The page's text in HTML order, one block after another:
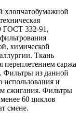
хлопчатобумажной
ГОСТ 332-91,
химической
Ткань
переплетением саржа
Фильтры из данной
использования и
сжигания. Фильтры
60 циклов
смене.